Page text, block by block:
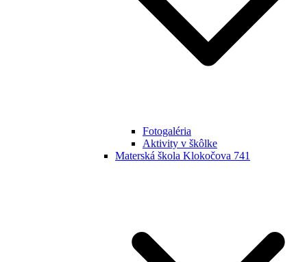
Fotogaléria
Aktivity v škôlke
Materská škola Klokočova 741